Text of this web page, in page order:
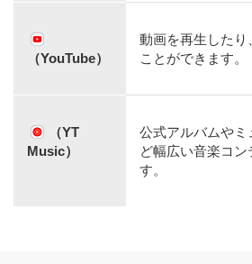
（YouTube）
動画を再生したり
ことができます。
（YT
Music）
公式アルバムやミ
ど幅広い音楽コン
す。